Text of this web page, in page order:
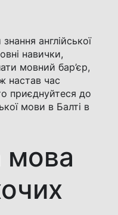
англійської
навички,
мовний бар’єр,
настав час
приєднуйтеся до
мови в Балті в
мова